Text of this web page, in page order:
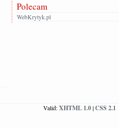
Polecam
WebKrytyk.pl
Valid:XHTML 1.0|CSS 2.1